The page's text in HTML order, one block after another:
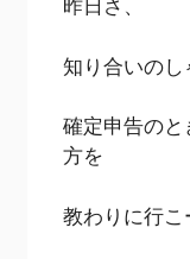
昨日さ、
知り合いのし
確定申告の
方を
教わりに行こ